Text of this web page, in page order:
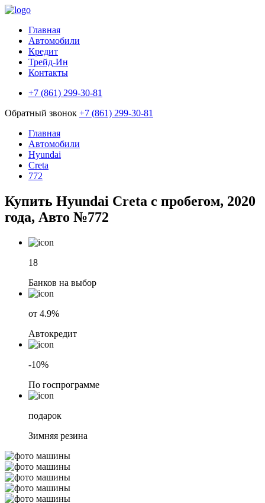
Главная
Автомобили
Кредит
Трейд-Ин
Контакты
+7 (861) 299-30-81
Обратный звонок +7 (861) 299-30-81
Главная
Автомобили
Hyundai
Creta
772
Купить Hyundai Creta с пробегом, 2020
года, Авто №772
18
Банков на выбор
от 4.9%
Автокредит
-10%
По госпрограмме
подарок
Зимняя резина